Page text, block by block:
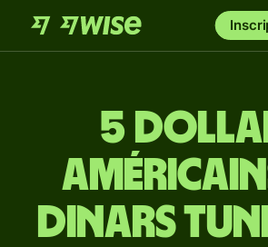
5
dinars